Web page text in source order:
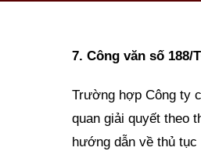
7. Công văn số 188/
Trường hợp Công ty
quan giải quyết theo
hướng dẫn về thủ